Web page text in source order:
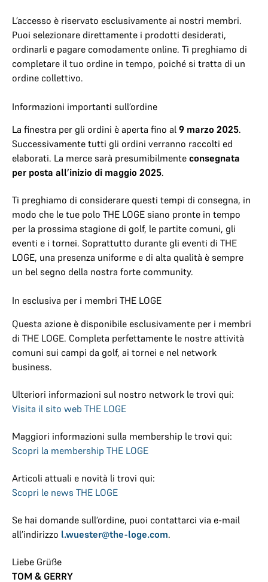
L’accesso è riservato esclusivamente ai nostri membri.
Puoi selezionare direttamente i prodotti desiderati,
ordinarli e pagare comodamente online. Ti preghiamo di
completare il tuo ordine in tempo, poiché si tratta di un
ordine collettivo.
Informazioni importanti sull’ordine
La finestra per gli ordini è aperta fino al 9 marzo 2025.
Successivamente tutti gli ordini verranno raccolti ed
elaborati. La merce sarà presumibilmente consegnata
per posta all’inizio di maggio 2025.
Ti preghiamo di considerare questi tempi di consegna, in
modo che le tue polo THE LOGE siano pronte in tempo
per la prossima stagione di golf, le partite comuni, gli
eventi e i tornei. Soprattutto durante gli eventi di THE
LOGE, una presenza uniforme e di alta qualità è sempre
un bel segno della nostra forte community.
In esclusiva per i membri THE LOGE
Questa azione è disponibile esclusivamente per i membri
di THE LOGE. Completa perfettamente le nostre attività
comuni sui campi da golf, ai tornei e nel network
business.
Ulteriori informazioni sul nostro network le trovi qui:
Visita il sito web THE LOGE
Maggiori informazioni sulla membership le trovi qui:
Scopri la membership THE LOGE
Articoli attuali e novità li trovi qui:
Scopri le news THE LOGE
Se hai domande sull’ordine, puoi contattarci via e-mail
all’indirizzo l.wuester@the-loge.com.
Liebe Grüße
TOM & GERRY